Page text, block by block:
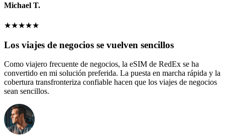
Michael T.
★★★★★
Los viajes de negocios se vuelven sencillos
Como viajero frecuente de negocios, la eSIM de RedEx se ha
convertido en mi solución preferida. La puesta en marcha rápida y la
cobertura transfronteriza confiable hacen que los viajes de negocios
sean sencillos.